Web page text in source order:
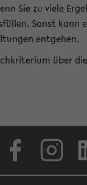
Sie zu viele
Sonst kann
entgehen.
über